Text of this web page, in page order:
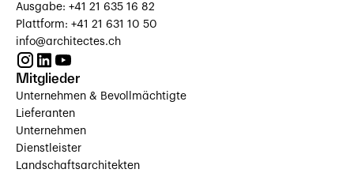
Ausgabe: +41 21 635 16 82
Plattform: +41 21 631 10 50
info@architectes.ch
Mitglieder
Unternehmen & Bevollmächtigte
Lieferanten
Unternehmen
Dienstleister
Landschaftsarchitekten